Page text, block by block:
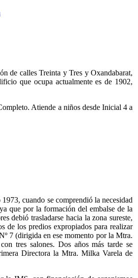
de calles Treinta y Tres y Oxandabarat,
que ocupa actualmente es de 1902,
Atiende a niños desde Inicial 4 a
cuando se comprendió la necesidad
que por la formación del embalse de la
debió trasladarse hacia la zona sureste,
de los predios expropiados para realizar
7 (dirigida en ese momento por la Mtra.
tres salones. Dos años más tarde se
Directora la Mtra. Milka Varela de